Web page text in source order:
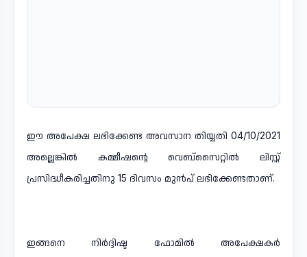
ഈ അപേക്ഷ ലഭിക്കേണ്ട അവസാന തിയ്യതി 04/10/2021
അല്ലെങ്കിൽ കമ്മീഷന്റെ വെബ്സൈറ്റിൽ ലിസ്റ്റ്
പ്രസിദ്ധീകരിച്ചതിനു 15 ദിവസം മുൻപ് ലഭിക്കേണ്ടതാണ്.
ഇങ്ങനെ നിർദ്ദിഷ്ട ഫോമിൽ അപേക്ഷകർ